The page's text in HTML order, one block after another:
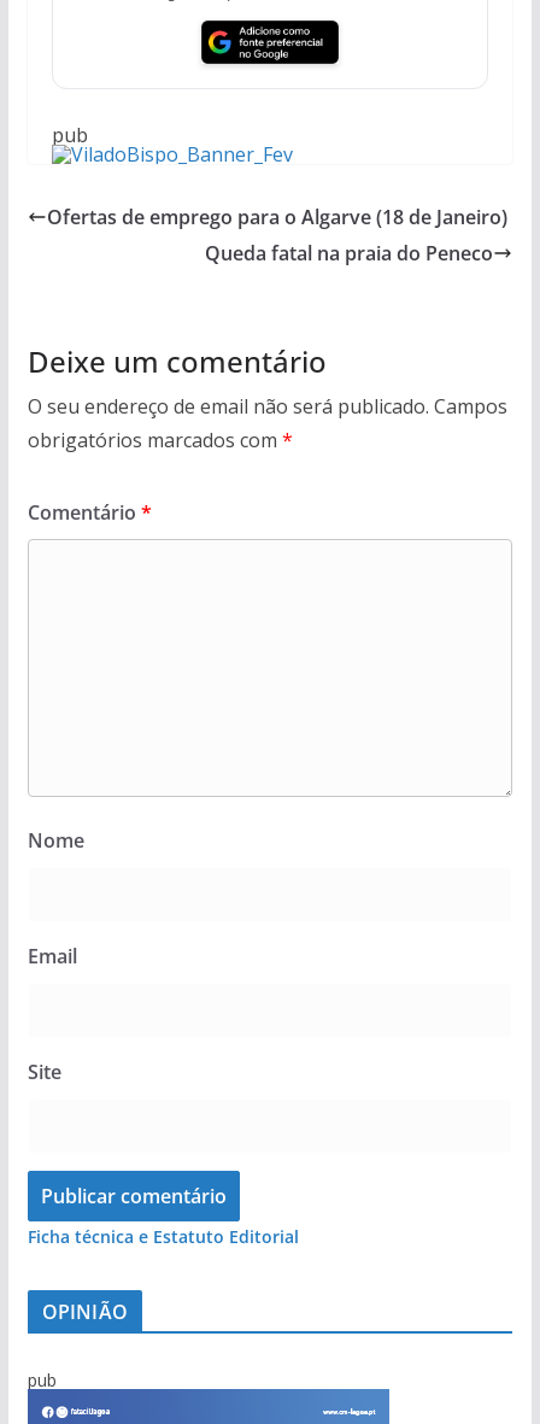
pub
Ofertas de emprego para o Algarve (18 de Janeiro)
Queda fatal na praia do Peneco
Deixe um comentário
O seu endereço de email não será publicado. Campos
obrigatórios marcados com *
Comentário *
Nome
Email
Site
Ficha técnica e Estatuto Editorial
OPINIÃO
pub